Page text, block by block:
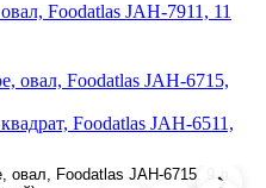
Foodatlas JAH-7911, 11
Foodatlas JAH-6511,